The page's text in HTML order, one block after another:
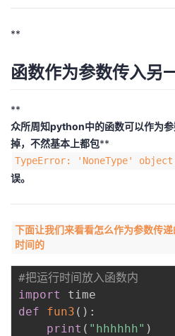
**
函数作为参数传入另
**
众所周知python中的函数可以作为
掉，不然基本上都包**
TypeError: 'NoneType'
误。
下面让我们来看看怎么作为参数传
时间的
#把运行时间放入函数内
import
def
fun3 ( ) :
print ( "hhhhhh" )